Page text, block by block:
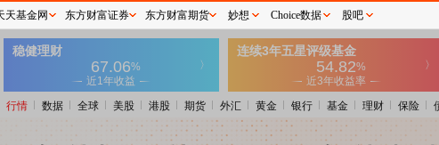
行情 数据 全球 美股 港股 期货 外汇 黄金 银行 基金 理财 保险
天基金网 东方财富证券 东方财富期货 妙想 Choice数据 股吧